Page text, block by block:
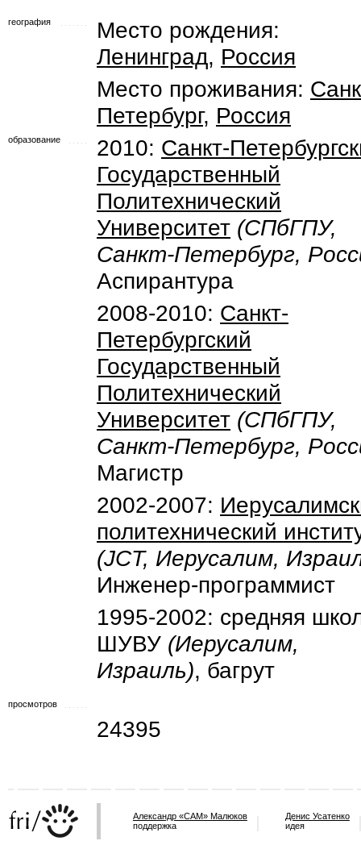
география
Место рождения:
Ленинград, Россия
Место проживания:
Петербург, Россия
образование 2010: Санкт-
Государственный
Политехнический
Университет (СПбГПУ,
Санкт-Петербург,
Аспирантура
2008-2010: Санкт-
Петербургский
Государственный
Политехнический
Университет (СПбГПУ,
Санкт-Петербург,
Магистр
2002-2007:
политехнический
(JCT, Иерусалим,
Инженер-программист
1995-2002: средняя
ШУВУ (Иерусалим,
Израиль), багрут
просмотров
24395
Александр «САМ» Малюков
поддержка
Денис Усатенко
идея